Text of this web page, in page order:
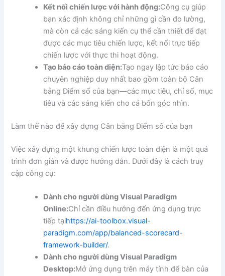
Kết nối chiến lược với hành động:Công cụ giúp
bạn xác định không chỉ những gì cần đo lường,
mà còn cả các sáng kiến cụ thể cần thiết để đạt
được các mục tiêu chiến lược, kết nối trực tiếp
chiến lược với thực thi hoạt động.
Tạo báo cáo toàn diện:Tạo ngay lập tức báo cáo
chuyên nghiệp duy nhất bao gồm toàn bộ Cân
bằng Điểm số của bạn—các mục tiêu, chỉ số, mục
tiêu và các sáng kiến cho cả bốn góc nhìn.
Làm thế nào để xây dựng Cân bằng Điểm số của bạn
Việc xây dựng một khung chiến lược toàn diện là một quá
trình đơn giản và được hướng dẫn. Dưới đây là cách truy
cập công cụ:
Dành cho người dùng Visual Paradigm
Online:Chỉ cần điều hướng đến ứng dụng trực
tiếp tạihttps://ai-toolbox.visual-
paradigm.com/app/balanced-scorecard-
framework-builder/.
Dành cho người dùng Visual Paradigm
Desktop:Mở ứng dụng trên máy tính để bàn của